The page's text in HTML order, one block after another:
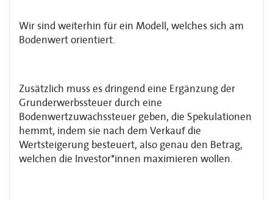
Wir sind weiterhin für ein Modell, welches sich am
Bodenwert orientiert.
Zusätzlich muss es dringend eine Ergänzung der
Grunderwerbssteuer durch eine
Bodenwertzuwachssteuer geben, die Spekulationen
hemmt, indem sie nach dem Verkauf die
Wertsteigerung besteuert, also genau den Betrag,
welchen die Investor*innen maximieren wollen.